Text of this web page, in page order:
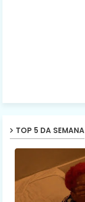
TOP 5 DA SEMANA